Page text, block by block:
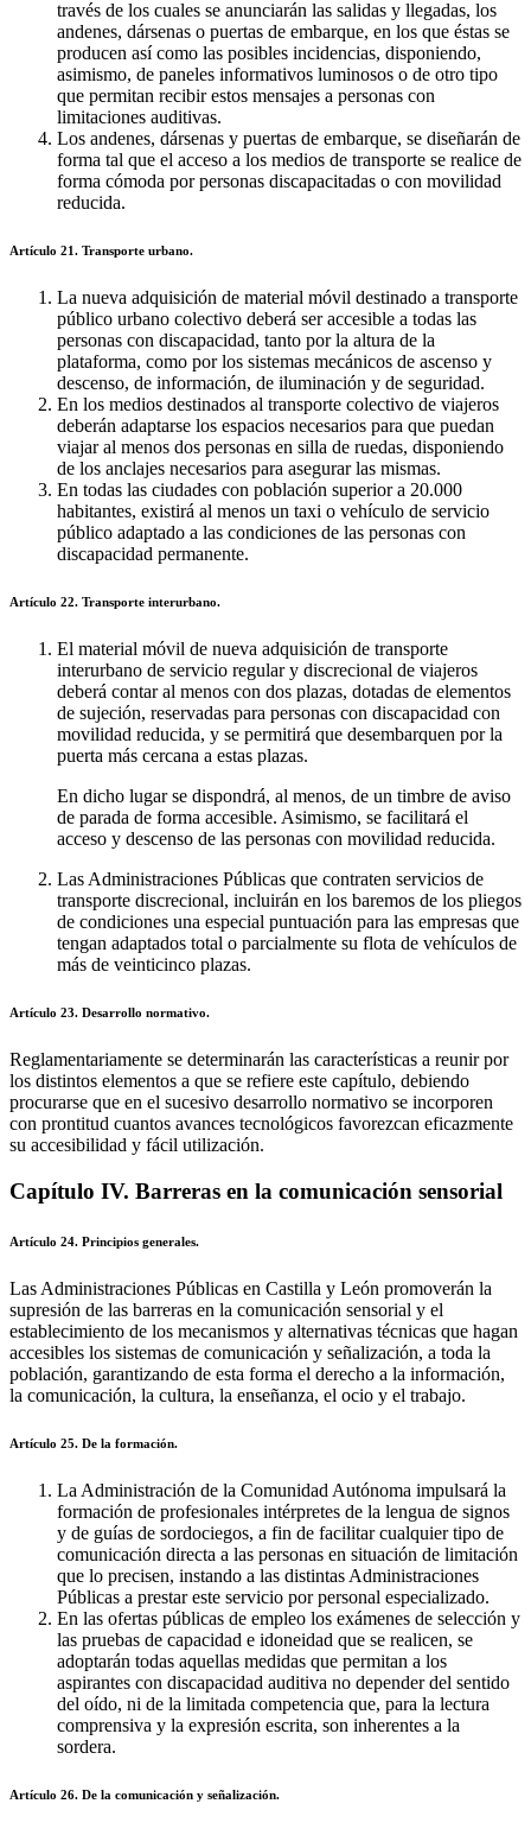
través de los cuales se anunciarán las salidas y llegadas, los
andenes, dársenas o puertas de embarque, en los que éstas se
producen así como las posibles incidencias, disponiendo,
asimismo, de paneles informativos luminosos o de otro tipo
que permitan recibir estos mensajes a personas con
limitaciones auditivas.
Los andenes, dársenas y puertas de embarque, se diseñarán de
forma tal que el acceso a los medios de transporte se realice de
forma cómoda por personas discapacitadas o con movilidad
reducida.
Artículo 21. Transporte urbano.
La nueva adquisición de material móvil destinado a transporte
público urbano colectivo deberá ser accesible a todas las
personas con discapacidad, tanto por la altura de la
plataforma, como por los sistemas mecánicos de ascenso y
descenso, de información, de iluminación y de seguridad.
En los medios destinados al transporte colectivo de viajeros
deberán adaptarse los espacios necesarios para que puedan
viajar al menos dos personas en silla de ruedas, disponiendo
de los anclajes necesarios para asegurar las mismas.
En todas las ciudades con población superior a 20.000
habitantes, existirá al menos un taxi o vehículo de servicio
público adaptado a las condiciones de las personas con
discapacidad permanente.
Artículo 22. Transporte interurbano.
El material móvil de nueva adquisición de transporte
interurbano de servicio regular y discrecional de viajeros
deberá contar al menos con dos plazas, dotadas de elementos
de sujeción, reservadas para personas con discapacidad con
movilidad reducida, y se permitirá que desembarquen por la
puerta más cercana a estas plazas.
En dicho lugar se dispondrá, al menos, de un timbre de aviso
de parada de forma accesible. Asimismo, se facilitará el
acceso y descenso de las personas con movilidad reducida.
Las Administraciones Públicas que contraten servicios de
transporte discrecional, incluirán en los baremos de los pliegos
de condiciones una especial puntuación para las empresas que
tengan adaptados total o parcialmente su flota de vehículos de
más de veinticinco plazas.
Artículo 23. Desarrollo normativo.
Reglamentariamente se determinarán las características a reunir por
los distintos elementos a que se refiere este capítulo, debiendo
procurarse que en el sucesivo desarrollo normativo se incorporen
con prontitud cuantos avances tecnológicos favorezcan eficazmente
su accesibilidad y fácil utilización.
Capítulo IV. Barreras en la comunicación sensorial
Artículo 24. Principios generales.
Las Administraciones Públicas en Castilla y León promoverán la
supresión de las barreras en la comunicación sensorial y el
establecimiento de los mecanismos y alternativas técnicas que hagan
accesibles los sistemas de comunicación y señalización, a toda la
población, garantizando de esta forma el derecho a la información,
la comunicación, la cultura, la enseñanza, el ocio y el trabajo.
Artículo 25. De la formación.
La Administración de la Comunidad Autónoma impulsará la
formación de profesionales intérpretes de la lengua de signos
y de guías de sordociegos, a fin de facilitar cualquier tipo de
comunicación directa a las personas en situación de limitación
que lo precisen, instando a las distintas Administraciones
Públicas a prestar este servicio por personal especializado.
En las ofertas públicas de empleo los exámenes de selección y
las pruebas de capacidad e idoneidad que se realicen, se
adoptarán todas aquellas medidas que permitan a los
aspirantes con discapacidad auditiva no depender del sentido
del oído, ni de la limitada competencia que, para la lectura
comprensiva y la expresión escrita, son inherentes a la
sordera.
Artículo 26. De la comunicación y señalización.